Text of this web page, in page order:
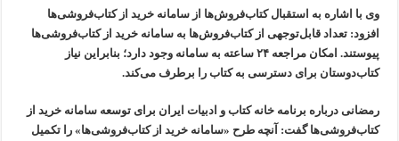
وی با اشاره به استقبال کتاب‌فروش‌ها از سامانه خرید از کتاب‌فروشی‌ها
افزود: تعداد قابل‌توجهی از کتاب‌فروش‌ها به سامانه خرید از کتاب‌فروشی‌ها
پیوستند. امکان مراجعه ۲۴ ساعته به سامانه وجود دارد؛ بنابراین نیاز
کتاب‌دوستان برای دسترسی به کتاب را برطرف می‌کند.
رمضانی درباره برنامه خانه کتاب و ادبیات ایران برای توسعه سامانه خرید از
کتاب‌فروشی‌ها گفت: آنچه طرح «سامانه خرید از کتاب‌فروشی‌ها» را تکمیل